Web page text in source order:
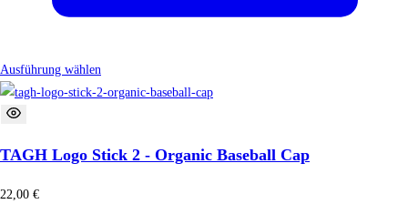
Ausführung wählen
TAGH Logo Stick 2 - Organic Baseball Cap
22,00 €